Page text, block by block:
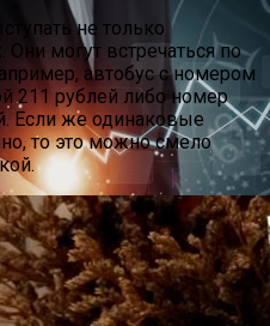
Крупный Кроссовер
Неужели Только Для США?
не только
могут встречаться по
автобус с номером
211 рублей либо номер
Если же одинаковые
то это можно смело